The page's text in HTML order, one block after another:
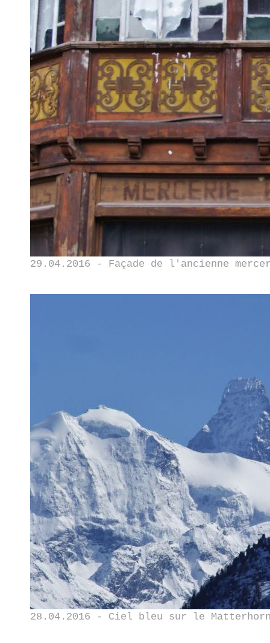
29.04.2016 - Façade de l'ancienne
28.04.2016 - Ciel bleu sur le